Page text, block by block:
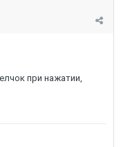
при нажатии,